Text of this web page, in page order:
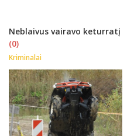
Neblaivus vairavo keturratį
(0)
Kriminalai